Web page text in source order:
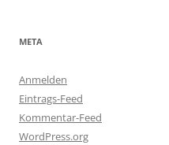
META
Anmelden
Eintrags-Feed
Kommentar-Feed
WordPress.org